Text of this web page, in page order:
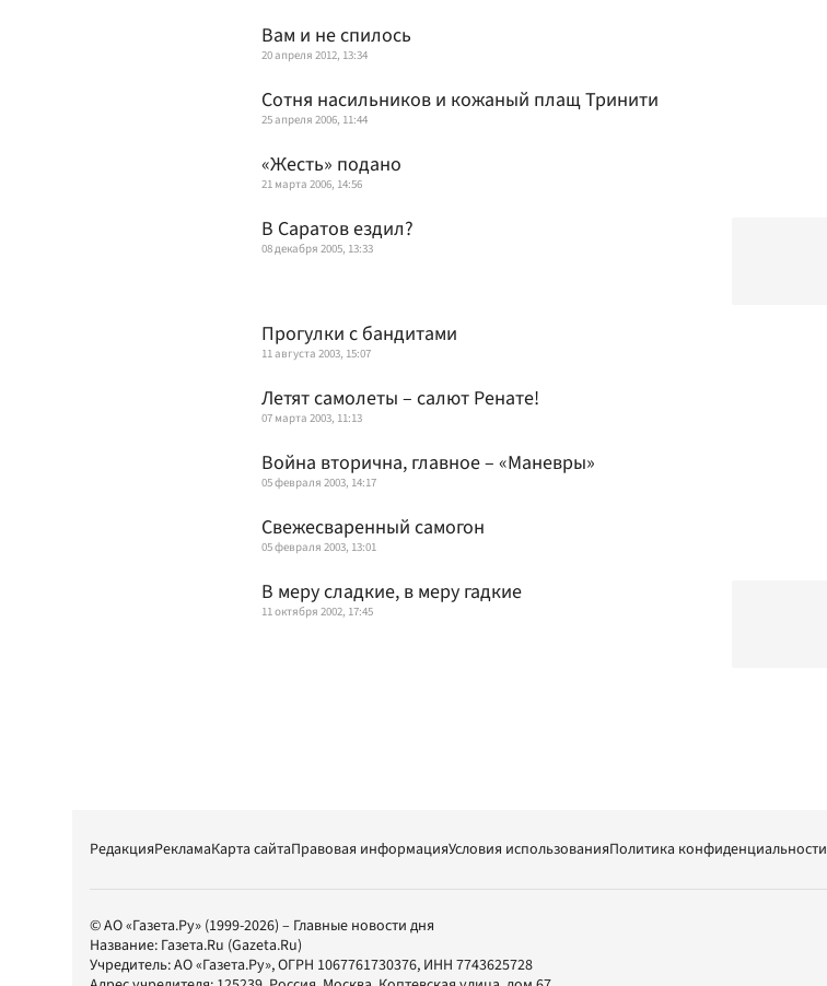
Вам и не спилось
20 апреля 2012, 13:34
Сотня насильников и кожаный плащ Тринити
25 апреля 2006, 11:44
«Жесть» подано
21 марта 2006, 14:56
В Саратов ездил?
08 декабря 2005, 13:33
Прогулки с бандитами
11 августа 2003, 15:07
Летят самолеты – салют Ренате!
07 марта 2003, 11:13
Война вторична, главное – «Маневры»
05 февраля 2003, 14:17
Свежесваренный самогон
05 февраля 2003, 13:01
В меру сладкие, в меру гадкие
11 октября 2002, 17:45
РедакцияРекламаКарта сайтаПравовая информацияУсловия использованияПолитика конфиденциальности
© АО «Газета.Ру» (1999-2026) – Главные новости дня
Название: Газета.Ru (Gazeta.Ru)
Учредитель:АО «Газета.Ру», ОГРН 1067761730376, ИНН 7743625728